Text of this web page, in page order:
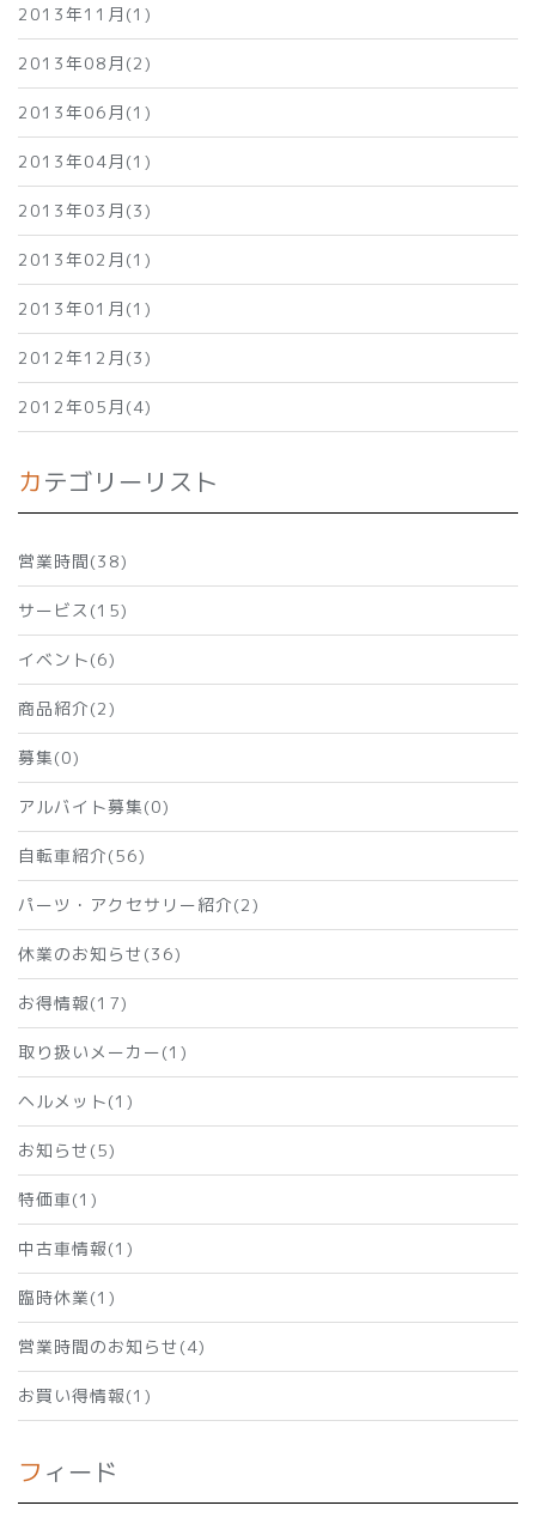
2013年11月(1)
2013年08月(2)
2013年06月(1)
2013年04月(1)
2013年03月(3)
2013年02月(1)
2013年01月(1)
2012年12月(3)
2012年05月(4)
カテゴリーリスト
営業時間(38)
サービス(15)
イベント(6)
商品紹介(2)
募集(0)
アルバイト募集(0)
自転車紹介(56)
パーツ・アクセサリー紹介(2)
休業のお知らせ(36)
お得情報(17)
取り扱いメーカー(1)
ヘルメット(1)
お知らせ(5)
特価車(1)
中古車情報(1)
臨時休業(1)
営業時間のお知らせ(4)
お買い得情報(1)
フィード